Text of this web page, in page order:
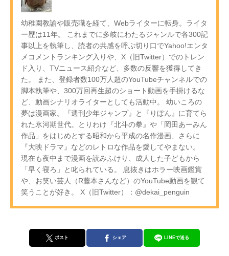
幼稚園教諭や販売職を経て、Webライターに転身。ライタ
ー歴は11年。 これまでに多岐にわたるジャンルで各300記
事以上を執筆し、読者の共感を呼ぶ切り口でYahoo!エンタ
メコメントランキング入りや、X（旧Twitter）でのトレン
ド入り、TVニュース紹介など、多数の反響を獲得してき
た。 また、登録者数100万人超のYouTubeチャンネルでの
脚本執筆や、300万回再生超のショート動画を手掛けるな
ど、動画シナリオライターとしても活動中。 幼いころの
夢は漫画家。『週刊少年ジャンプ』と『りぼん』に育てら
れた氷河期世代。とりわけ『北斗の拳』や「岡田あーみん
作品」をはじめとする昭和から平成の名作漫画、さらに
『大映ドラマ』などのレトロな作品を愛してやまない。
現在も夜中まで漫画を読みふけり、成人した子どもから
「早く寝ろ」と叱られている。 息抜きはホラー映画鑑賞
や、お笑い芸人（R藤本さんなど）のYouTube動画を観て
笑うことが好き。 X（旧Twitter）：@dekai_penguin
ポスト シェア LINEで送る